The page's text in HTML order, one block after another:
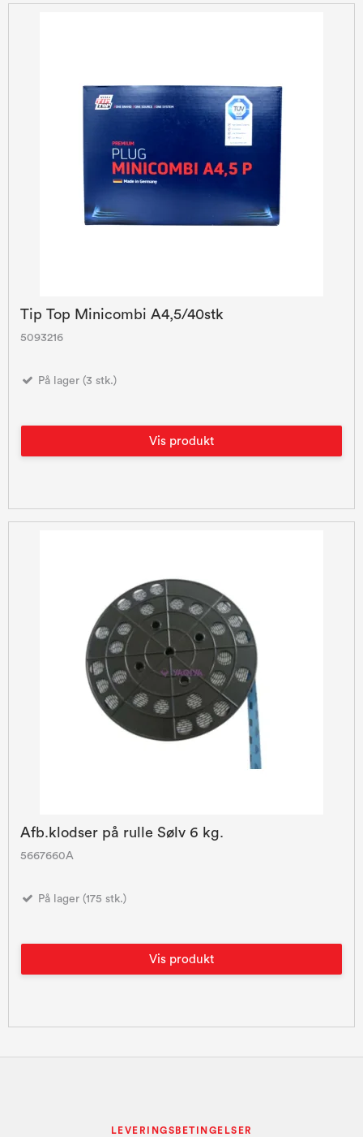
Tip Top Minicombi A4,5/40stk
5093216
På lager (3 stk.)
Vis produkt
Afb.klodser på rulle Sølv 6 kg.
5667660A
På lager (175 stk.)
Vis produkt
LEVERINGSBETINGELSER